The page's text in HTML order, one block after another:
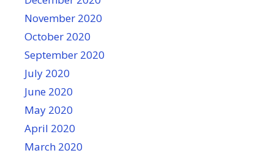
November 2020
October 2020
September 2020
July 2020
June 2020
May 2020
April 2020
March 2020